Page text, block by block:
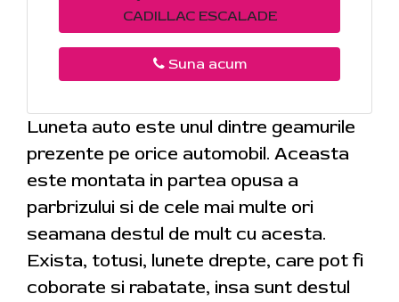
CADILLAC ESCALADE
Suna acum
Luneta auto este unul dintre geamurile
prezente pe orice automobil. Aceasta
este montata in partea opusa a
parbrizului si de cele mai multe ori
seamana destul de mult cu acesta.
Exista, totusi, lunete drepte, care pot fi
coborate si rabatate, insa sunt destul